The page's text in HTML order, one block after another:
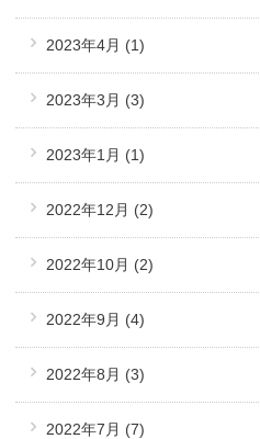
2023年4月 (1)
2023年3月 (3)
2023年1月 (1)
2022年12月 (2)
2022年10月 (2)
2022年9月 (4)
2022年8月 (3)
2022年7月 (7)